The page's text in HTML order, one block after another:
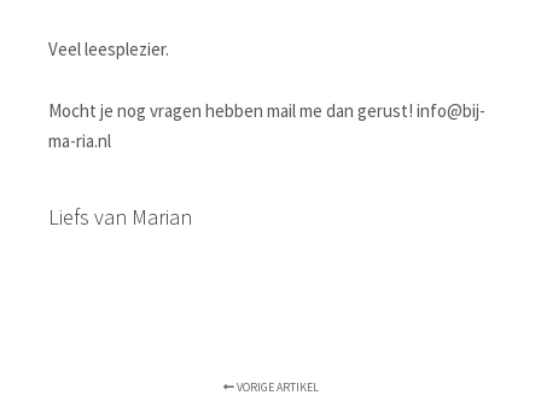
Veel leesplezier.
Mocht je nog vragen hebben mail me dan gerust! info@bij-
ma-ria.nl
Liefs van Marian
VORIGE ARTIKEL